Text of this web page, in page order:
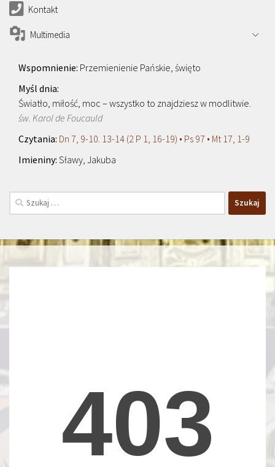
Kontakt
Multimedia
Przemienienie Pańskie, święto
Światło, miłość, moc – wszystko to znajdziesz w modlitwie.
św. Karol de Foucauld
Dn 7, 9-10. 13-14 (2 P 1, 16-19) • Ps 97 • Mt 17, 1-9
Sławy, Jakuba
Szukaj: